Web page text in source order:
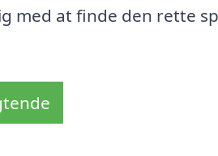
med at finde den rette